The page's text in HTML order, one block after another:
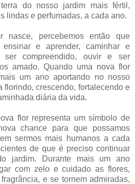
do nosso jardim mais fértil,
lindas e perfumadas, a cada ano.
nasce, percebemos então que
e aprender, caminhar e
ser compreendido, ouvir e ser
amado. Quando uma nova flor
um ano aportando no nosso
florindo, crescendo, fortalecendo e
diária da vida.
flor representa um símbolo de
chance para que possamos
sermos mais humanos a cada
de que é preciso continuar
jardim. Durante mais um ano
com zelo e cuidado as flores,
e se tornem admiradas,